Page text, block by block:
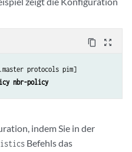
content_copy zoom_out_map
protocols pim]
nbr-policy
indem Sie in der
Befehls das